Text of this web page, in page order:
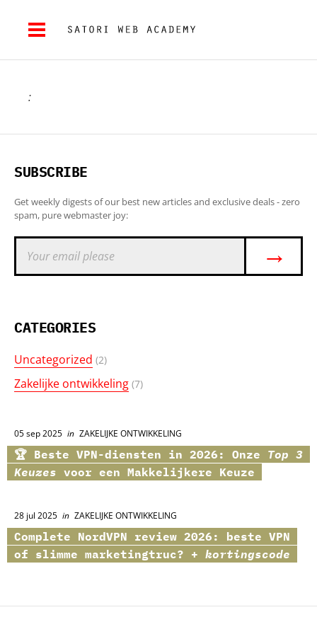
:
SUBSCRIBE
Get weekly digests of our best new articles and exclusive deals - zero
spam, pure webmaster joy:
→
CATEGORIES
Uncategorized (2)
Zakelijke ontwikkeling (7)
05 sep 2025 in ZAKELIJKE ONTWIKKELING
🏆 Beste VPN-diensten in 2026: Onze Top 3
Keuzes voor een Makkelijkere Keuze
28 jul 2025 in ZAKELIJKE ONTWIKKELING
Complete NordVPN review 2026: beste VPN
of slimme marketingtruc? + kortingscode